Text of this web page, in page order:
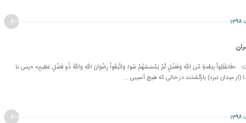
است: «فَانقَلَبُواْ بِنِعْمَةٍ مِّنَ اللّهِ وَفَضْلٍ لَّمْ يَمْسَسْهُمْ سُوءٌ وَاتَّبَعُواْ رِضْوَانَ اللّهِ وَاللّهُ ذُو فَضْلٍ عَظِيمٍ» «پس با
ميدان نبرد) بازگشتند در حالى كه هيچ آسيبى ...